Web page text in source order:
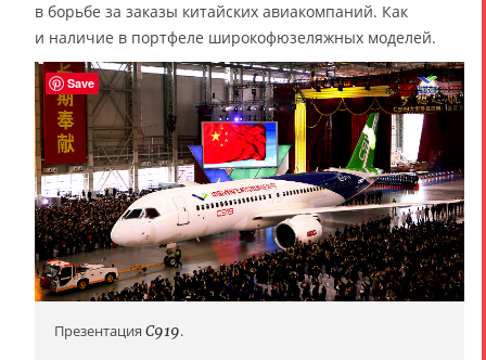
в борьбе за заказы китайских авиакомпаний. Как
и наличие в портфеле широкофюзеляжных моделей.
Презентация C919.
Save